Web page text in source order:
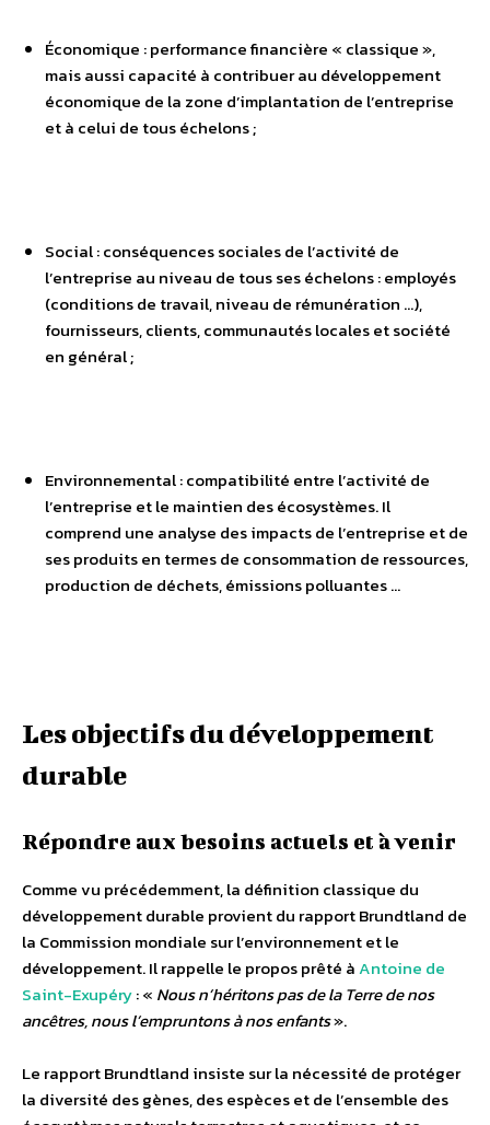
Économique : performance financière « classique »,
mais aussi capacité à contribuer au développement
économique de la zone d’implantation de l’entreprise
et à celui de tous échelons ;
Social : conséquences sociales de l’activité de
l’entreprise au niveau de tous ses échelons : employés
(conditions de travail, niveau de rémunération …),
fournisseurs, clients, communautés locales et société
en général ;
Environnemental : compatibilité entre l’activité de
l’entreprise et le maintien des écosystèmes. Il
comprend une analyse des impacts de l’entreprise et de
ses produits en termes de consommation de ressources,
production de déchets, émissions polluantes …
Les objectifs du développement
durable
Répondre aux besoins actuels et à venir
Comme vu précédemment, la définition classique du
développement durable provient du rapport Brundtland de
la Commission mondiale sur l’environnement et le
développement. Il rappelle le propos prêté àAntoine de
Saint-Exupéry: « Nous n’héritons pas de la Terre de nos
ancêtres, nous l’empruntons à nos enfants».
Le rapport Brundtland insiste sur la nécessité de protéger
la diversité des gènes, des espèces et de l’ensemble des